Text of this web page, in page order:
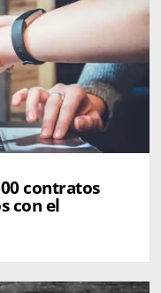
contratos
con el